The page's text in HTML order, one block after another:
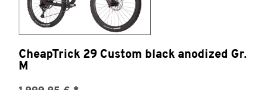
CheapTrick 29 Custom black anodized Gr.
M